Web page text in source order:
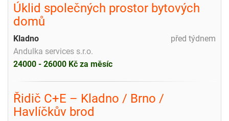
Úklid společných prostor bytových
domů
před týdnem
Kladno
Andulka services s.r.o.
24000 - 26000 Kč za měsíc
Řidič C+E – Kladno / Brno /
Havlíčkův brod